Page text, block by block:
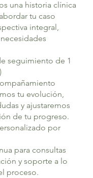
una historia clínica
tu caso
integral,
seguimiento de 1
tu evolución,
y ajustaremos
de tu progreso.
por
para consultas
y soporte a lo
proceso.